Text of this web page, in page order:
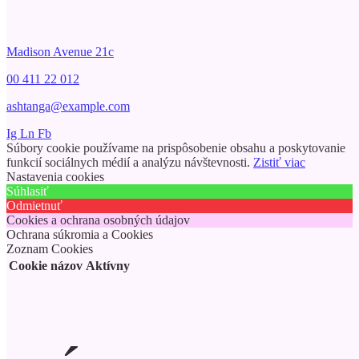
Madison Avenue 21c
00 411 22 012
ashtanga@example.com
Ig Ln Fb
Súbory cookie používame na prispôsobenie obsahu a poskytovanie
funkcií sociálnych médií a analýzu návštevnosti. Zistiť viac
Nastavenia cookies
Súhlasiť
Odmietnuť
Cookies a ochrana osobných údajov
Ochrana súkromia a Cookies
Zoznam Cookies
Cookie názov Aktívny